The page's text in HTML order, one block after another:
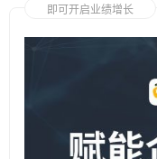
即可开启业绩增长